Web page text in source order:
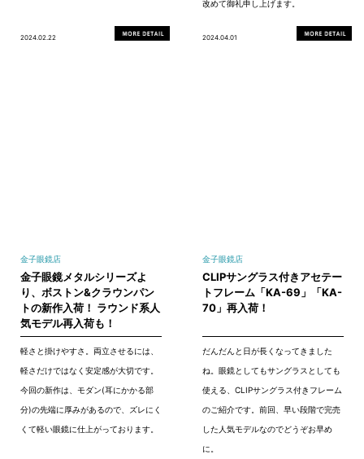
2024.02.22
改めて御礼申し上げます。
2024.04.01
金子眼鏡店
金子眼鏡メタルシリーズよ
り、ボストン&クラウンパン
トの新作入荷！ ラウンド系人
気モデル再入荷も！
軽さと掛けやすさ。両立させるには、
軽さだけではなく安定感が大切です。
今回の新作は、モダン(耳にかかる部
分)の先端に厚みがあるので、ズレにく
くて軽い眼鏡に仕上がっております。
金子眼鏡店
CLIPサングラス付きアセテー
トフレーム「KA-69」「KA-
70」再入荷！
だんだんと日が長くなってきました
ね。眼鏡としてもサングラスとしても
使える、CLIPサングラス付きフレーム
のご紹介です。前回、早い段階で完売
した人気モデルなのでどうぞお早め
に。